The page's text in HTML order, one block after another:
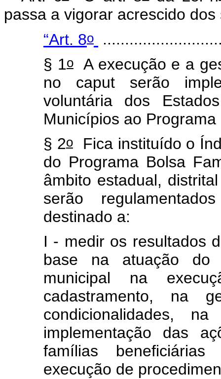
passa a vigorar acrescido
“Art. 8o
§ 1oA execução e a
no caput serão
voluntária dos
Municípios ao
§ 2o Fica instituído o
do Programa Bolsa
âmbito estadual,
serão
destinado a:
I - medir os resultados
base na atuação do
municipal na
cadastramento, na
condicionalidades,
implementação das
famílias
execução de